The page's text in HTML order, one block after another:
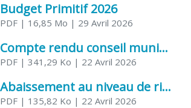
Budget Primitif 2026
PDF | 16,85 Mo | 29 Avril 2026
Compte rendu conseil municipal – 7 avril 2026
PDF | 341,29 Ko | 22 Avril 2026
Abaissement au niveau de risque modéré de l’Influenza aviaire
PDF | 135,82 Ko | 22 Avril 2026